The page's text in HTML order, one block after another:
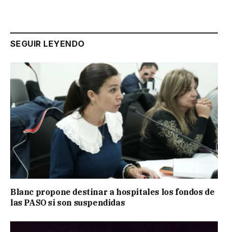
SEGUIR LEYENDO
Blanc propone destinar a hospitales los fondos de
las PASO si son suspendidas